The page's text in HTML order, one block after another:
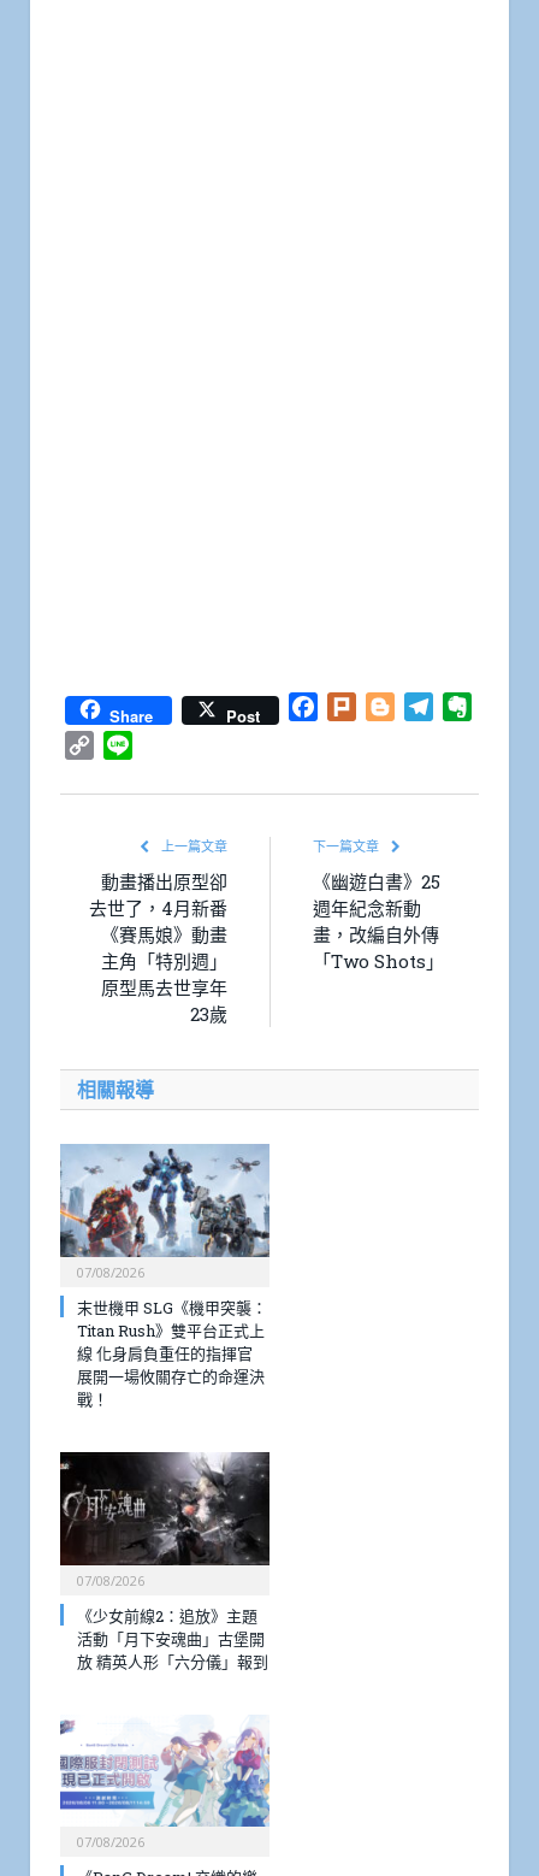
Share Post Facebook
Plurk BloggerTelegram
Copy
上一篇文章
動畫播出原型卻
去世了，4月新番
《賽馬娘》動畫
主角「特別週」
原型馬去世享年
23歲
下一篇文章
《幽遊白書》25
週年紀念新動
畫，改編自外傳
「Two Shots」
相關報導
07/08/2026
末世機甲 SLG《機甲突襲：
Titan Rush》雙平台正式上
線 化身肩負重任的指揮官
展開一場攸關存亡的命運決
戰！
07/08/2026
《少女前線2：追放》主題
活動「月下安魂曲」古堡開
放 精英人形「六分儀」報到
07/08/2026